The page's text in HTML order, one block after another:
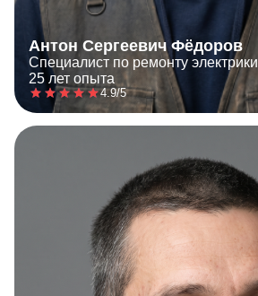
Антон Сергеевич Фёдоров
Специалист по ремонту электрики
25 лет опыта
4.9/5